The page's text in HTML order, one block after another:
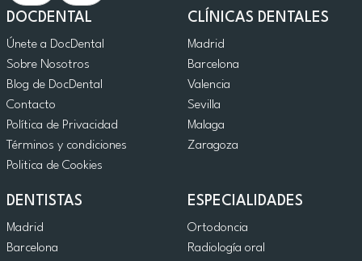
DOCDENTAL
Únete a DocDental
Sobre Nosotros
Blog de DocDental
Contacto
Política de Privacidad
Términos y condiciones
Politica de Cookies
CLÍNICAS DENTALES
Madrid
Barcelona
Valencia
Sevilla
Malaga
Zaragoza
DENTISTAS
Madrid
Barcelona
ESPECIALIDADES
Ortodoncia
Radiología oral